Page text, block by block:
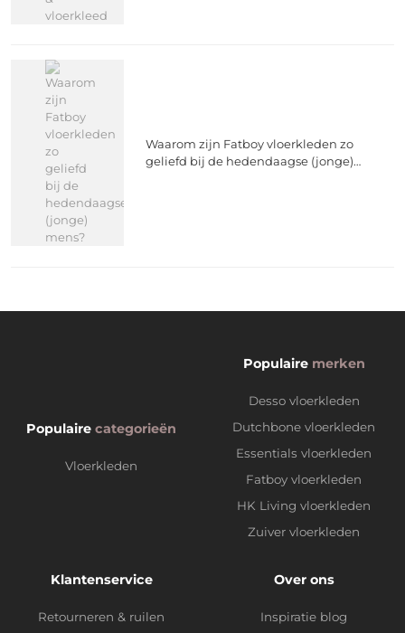
Waarom zijn Fatboy vloerkleden zo
geliefd bij de hedendaagse (jonge)
Populaire categorieën
Vloerkleden
Populaire merken
Desso vloerkleden
Dutchbone vloerkleden
Essentials vloerkleden
Fatboy vloerkleden
HK Living vloerkleden
Zuiver vloerkleden
Klantenservice
Retourneren & ruilen
Over ons
Inspiratie blog